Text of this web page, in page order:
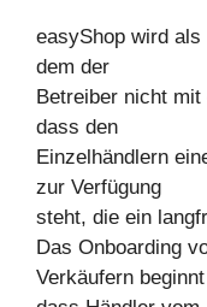
easyShop wird
dem der
Betreiber nicht
dass den
Einzelhändlern
zur Verfügung
steht, die ein
Das Onboarding
Verkäufern